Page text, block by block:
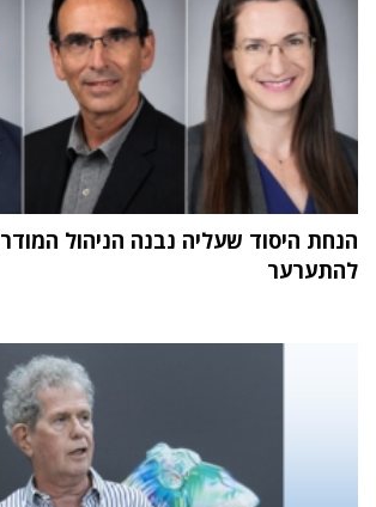
הנחת היסוד שעליה נבנה הניהול
להתערער